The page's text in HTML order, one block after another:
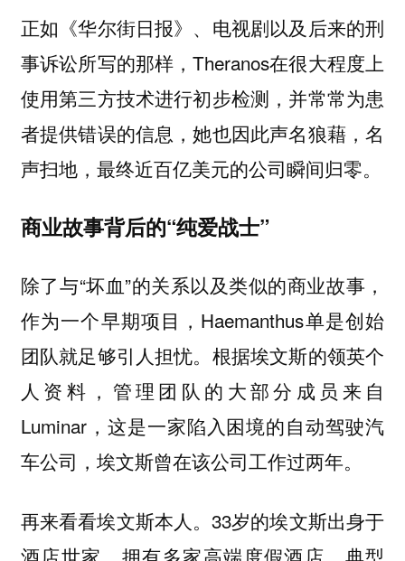
正如《华尔街日报》、电视剧以及后来的刑
事诉讼所写的那样，Theranos在很大程度上
使用第三方技术进行初步检测，并常常为患
者提供错误的信息，她也因此声名狼藉，名
声扫地，最终近百亿美元的公司瞬间归零。
商业故事背后的“纯爱战士”
除了与“坏血”的关系以及类似的商业故事，
作为一个早期项目，Haemanthus单是创始
团队就足够引人担忧。根据埃文斯的领英个
人资料，管理团队的大部分成员来自
Luminar，这是一家陷入困境的自动驾驶汽
车公司，埃文斯曾在该公司工作过两年。
再来看看埃文斯本人。33岁的埃文斯出身于